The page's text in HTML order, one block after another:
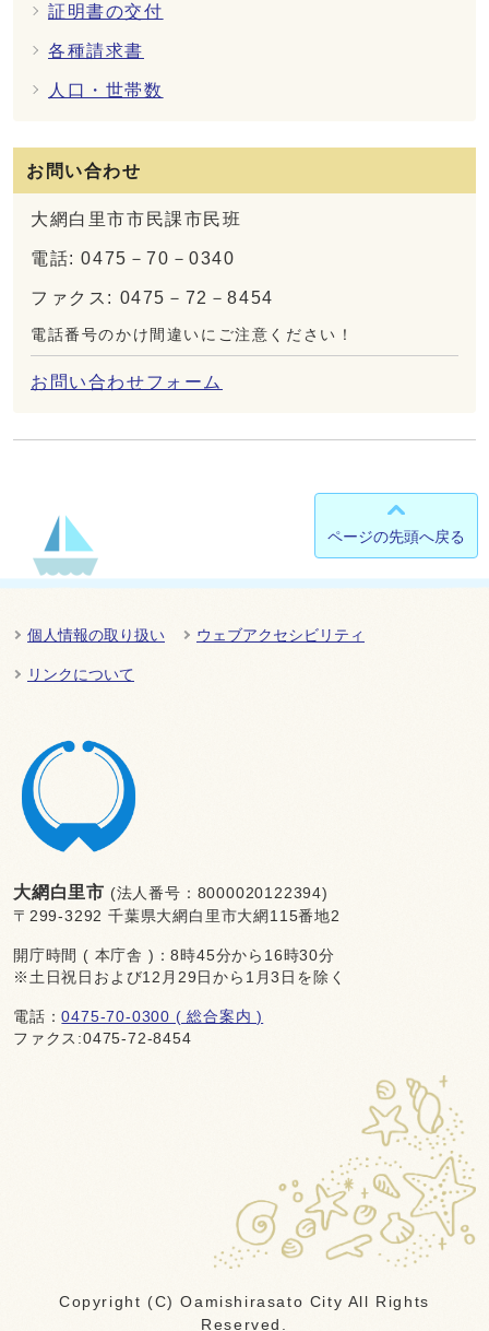
証明書の交付
各種請求書
人口・世帯数
お問い合わせ
大網白里市市民課市民班
電話: 0475－70－0340
ファクス: 0475－72－8454
電話番号のかけ間違いにご注意ください！
お問い合わせフォーム
ページの先頭へ戻る
個人情報の取り扱い ウェブアクセシビリティ
リンクについて
大網白里市 (法人番号：8000020122394)
〒299-3292 千葉県大網白里市大網115番地2
開庁時間 ( 本庁舎 )：8時45分から16時30分
※土日祝日および12月29日から1月3日を除く
電話：0475-70-0300 ( 総合案内 )
ファクス:0475-72-8454
Copyright (C) Oamishirasato City All Rights
Reserved.